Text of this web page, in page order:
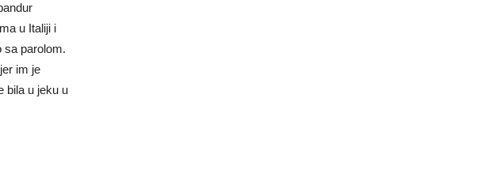
u Italiji i
sa parolom.
im je
bila u jeku u